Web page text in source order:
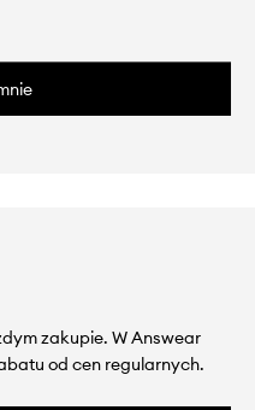
zakupie. W Answear
od cen regularnych.